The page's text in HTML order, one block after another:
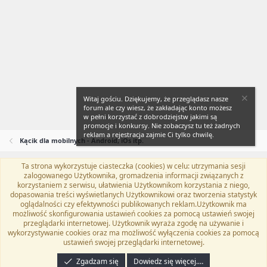
Kącik dla mobilnych - Android, iOs itp.
Flat Awesome + (Parent DO NOT EDIT)
Polski (PL)
Kontakt
Regulamin Polityka prywatności Pomoc
TwitterKontakt
RSS
Community platform by XenForo® © 2010-2024 XenForo Ltd.
programyzadarmo.net.pl . | Xenforo Add-ons
Witaj gościu. Dziękujemy, że przeglądasz nasze
forum ale czy wiesz, że zakładając konto możesz
w pełni korzystać z dobrodziejstw jakimi są
promocje i konkursy. Nie zobaczysz tu też żadnych
reklam a rejestracja zajmie Ci tylko chwilę.
Ta strona wykorzystuje ciasteczka (cookies) w celu: utrzymania sesji
zalogowanego Użytkownika, gromadzenia informacji związanych z
korzystaniem z serwisu, ułatwienia Użytkownikom korzystania z niego,
dopasowania treści wyświetlanych Użytkownikowi oraz tworzenia statystyk
oglądalności czy efektywności publikowanych reklam.Użytkownik ma
możliwość skonfigurowania ustawień cookies za pomocą ustawień swojej
przeglądarki internetowej. Użytkownik wyraża zgodę na używanie i
wykorzystywanie cookies oraz ma możliwość wyłączenia cookies za pomocą
ustawień swojej przeglądarki internetowej.
Zgadzam się
Dowiedz się więcej.…